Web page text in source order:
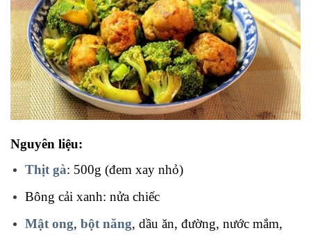
Nguyên liệu:
Thịt gà: 500g (đem xay nhỏ)
Bông cải xanh: nửa chiếc
Mật ong, bột năng, dầu ăn, đường, nước mắm,